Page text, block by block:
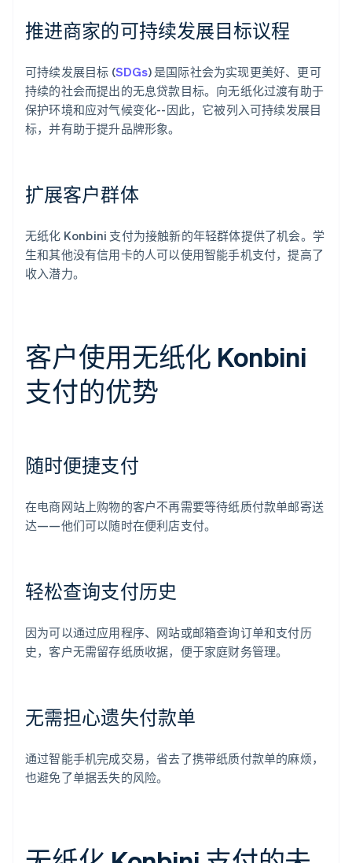
推进商家的可持续发展目标议程
可持续发展目标 (SDGs) 是国际社会为实现更美好、更可
持续的社会而提出的无息贷款目标。向无纸化过渡有助于
保护环境和应对气候变化--因此，它被列入可持续发展目
标，并有助于提升品牌形象。
扩展客户群体
无纸化 Konbini 支付为接触新的年轻群体提供了机会。学
生和其他没有信用卡的人可以使用智能手机支付，提高了
收入潜力。
客户使用无纸化 Konbini
支付的优势
随时便捷支付
在电商网站上购物的客户不再需要等待纸质付款单邮寄送
达——他们可以随时在便利店支付。
轻松查询支付历史
因为可以通过应用程序、网站或邮箱查询订单和支付历
史，客户无需留存纸质收据，便于家庭财务管理。
无需担心遗失付款单
通过智能手机完成交易，省去了携带纸质付款单的麻烦，
也避免了单据丢失的风险。